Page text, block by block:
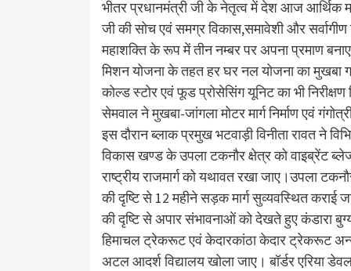
भीतर प्रधानमंत्री जी के नेतृत्व में देश आज आर्थिक
जी की सोच एवं समग्र विकास,समावेशी और
महाशक्ति के रूप में तीन नम्बर पर अपना प्रमाण
मिशन योजना के तहत हर घर नल योजना का मुखबा
कोल्ड स्टोर एवं फूड प्रोसेसिंग यूनिट का भी
सेमवाल ने मुखबा-जांगला मोटर मार्ग निर्माण एवं
इस दौरान ब्लाक प्रमुख भटवाड़ी विनीता रावत ने
विकास खण्ड के उपला टकनौर क्षेत्र को वाइब्रेंट
राष्ट्रीय राजमार्ग को यथावत रखा जाए।उपला
की दृष्टि से 12 महीने सड़क मार्ग सुव्यवस्थित
की दृष्टि से अपार संभावनाओं को देखते हुए कंडारा
हिमाचल ट्रेकरूट एवं केदारकांठा केदार ट्रेकरूट
अटल आदर्श विद्यालय खोला जाए। बॉर्डर एरिया